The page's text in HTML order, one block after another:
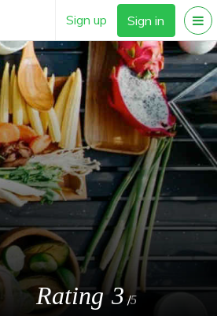
Sign up Sign in
Rating 3 /5